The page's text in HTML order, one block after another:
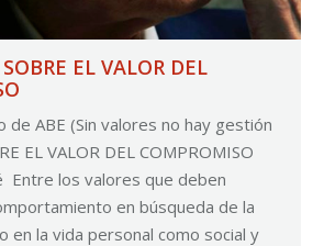
EL VALOR DEL
de ABE (Sin valores no hay gestión
EL VALOR DEL COMPROMISO
Entre los valores que deben
en búsqueda de la
en la vida personal como social y